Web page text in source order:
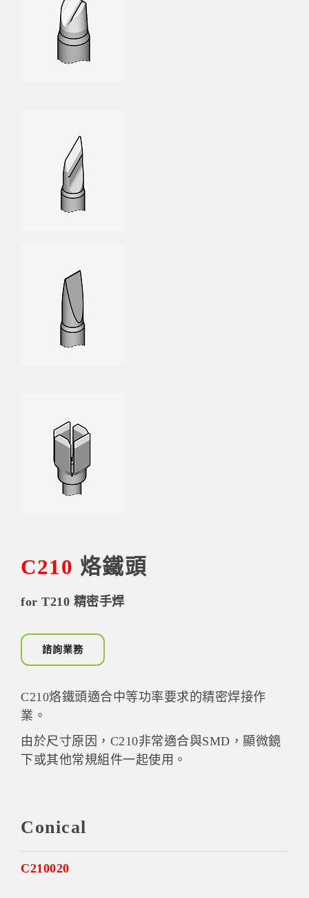
C210 烙鐵頭
for T210 精密手焊
諮詢業務
C210烙鐵頭適合中等功率要求的精密焊接作
業。
由於尺寸原因，C210非常適合與SMD，顯微鏡
下或其他常規組件一起使用。
Conical
C210020